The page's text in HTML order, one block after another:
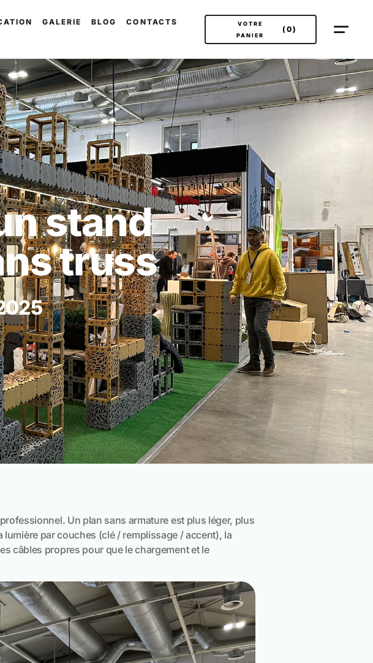
GALERIE BLOG CONTACTS
VOTRE
PANIER
(0)
stand
truss
Un plan sans armature est plus léger, plus
par couches (clé / remplissage / accent), la
câbles propres pour que le chargement et le